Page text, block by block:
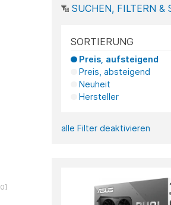
[0]
SUCHEN, FILTERN &
SORTIERUNG
Preis, aufsteigend
Preis, absteigend
Neuheit
Hersteller
alle Filter deaktivieren